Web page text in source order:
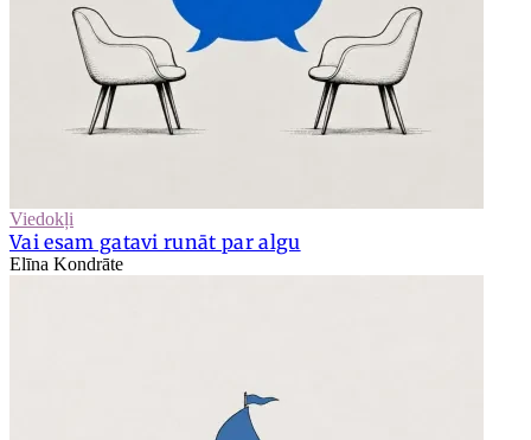
Viedokļi
Vai esam gatavi runāt par algu
Elīna Kondrāte